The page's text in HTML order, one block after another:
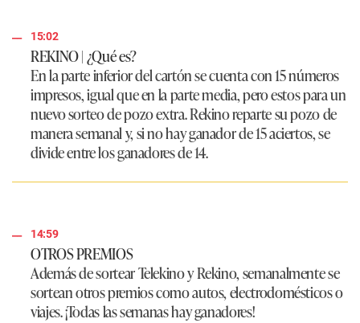
15:02
REKINO | ¿Qué es?
En la parte inferior del cartón se cuenta con 15 números
impresos, igual que en la parte media, pero estos para un
nuevo sorteo de pozo extra. Rekino reparte su pozo de
manera semanal y, si no hay ganador de 15 aciertos, se
divide entre los ganadores de 14.
14:59
OTROS PREMIOS
Además de sortear Telekino y Rekino, semanalmente se
sortean otros premios como autos, electrodomésticos o
viajes. ¡Todas las semanas hay ganadores!